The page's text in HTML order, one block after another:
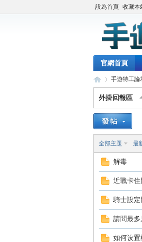
設為首頁 收藏本
官網首頁
»
手遊特工論
外掛回報區
全部主題 最
解毒
近戰卡住
騎士設定
請問最
如何设